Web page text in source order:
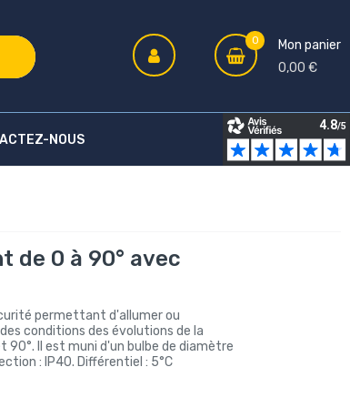
0
Mon panier
0,00 €
NOUS
de 0 à 90° avec
permettant d'allumer ou
conditions des évolutions de la
Il est muni d'un bulbe de diamètre
: IP40. Différentiel : 5°C